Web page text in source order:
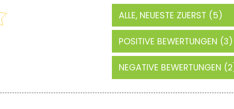
ALLE, NEUESTE ZUERST (5)
POSITIVE BEWERTUNGEN (3)
NEGATIVE BEWERTUNGEN